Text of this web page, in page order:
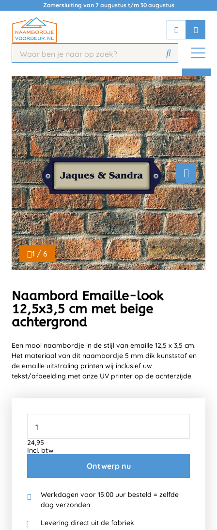
Zomersluiting van 7 augustus t/m 30 augustus
Chat 24/7 met onze chatbot voor
Contact
1 / 6
Naambord Emaille-look
12,5x3,5 cm met beige
achtergrond
Een mooi naambordje in de stijl van emaille 12,5 x 3,5 cm.
Het materiaal van dit naambordje 5 mm dik kunststof en
de emaille uitstraling printen wij inclusief uw
tekst/afbeelding met onze UV printer op de achterzijde.
Ontwerp nu
24,95
Incl. btw
Werkdagen voor 15:00 uur besteld = zelfde
dag verzonden
Levering direct uit de fabriek